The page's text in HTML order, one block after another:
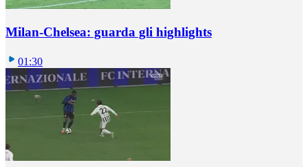
Milan-Chelsea: guarda gli highlights
01:30